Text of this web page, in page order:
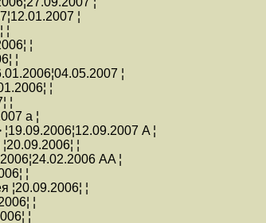
¦
¦
¦
¦
¦
¦
¦
a ¦
A ¦
¦
AA ¦
¦
¦20.09.2006¦ ¦
¦
¦